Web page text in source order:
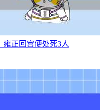
雍正回宫便处死3人